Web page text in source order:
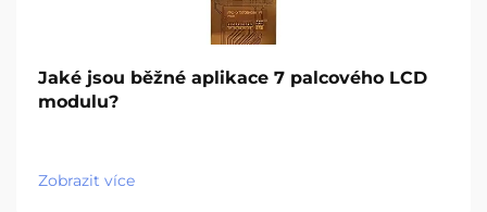
Jaké jsou běžné aplikace 7 palcového LCD
modulu?
Zobrazit více